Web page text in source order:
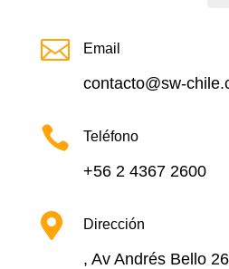
 Email
contacto@sw-
 Teléfono
+56 2 4367 2600
 Dirección
, Av Andrés Bello